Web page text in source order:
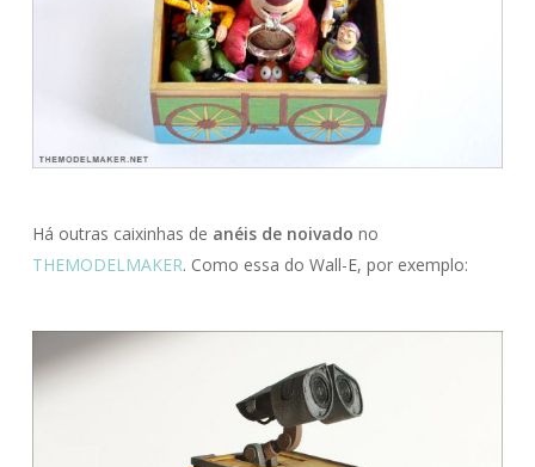
Há outras caixinhas de anéis de noivado no
THEMODELMAKER. Como essa do Wall-E, por exemplo: